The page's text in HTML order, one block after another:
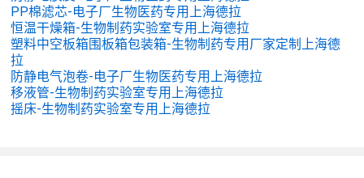
PP棉滤芯-电子厂生物医药专用上海德拉
恒温干燥箱-生物制药实验室专用上海德拉
塑料中空板箱围板箱包装箱-生物制药专用厂家定制上海德
拉
防静电气泡卷-电子厂生物医药专用上海德拉
移液管-生物制药实验室专用上海德拉
摇床-生物制药实验室专用上海德拉